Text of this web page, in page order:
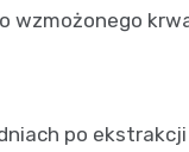
wzmożonego
po